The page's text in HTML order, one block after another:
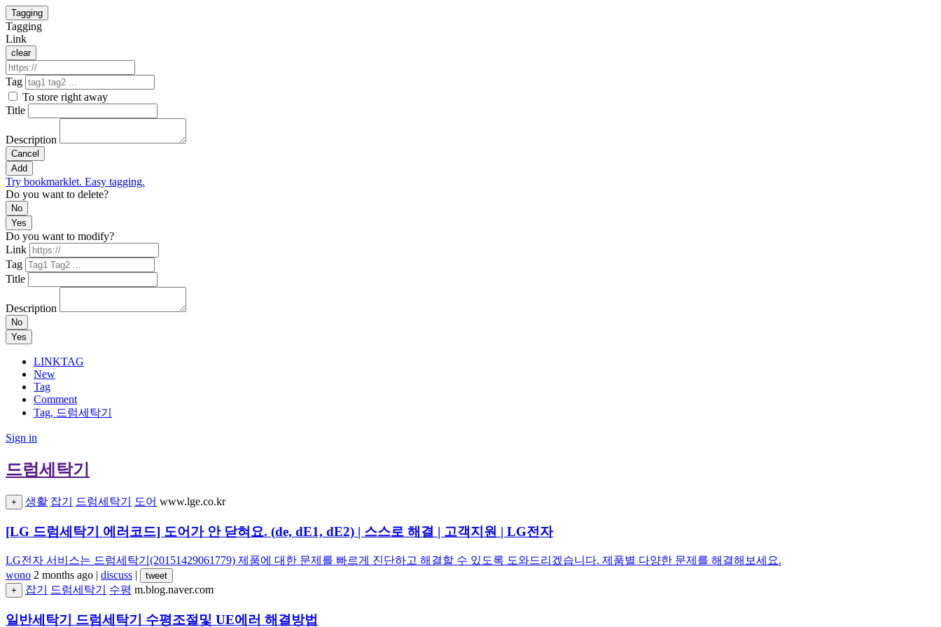
Tagging
Tagging
Link
clear
Tag
To store right away
Title
Description
Cancel
Add
Try bookmarklet. Easy tagging.
Do you want to delete?
No
Yes
Do you want to modify?
Link
Tag
Title
Description
No
Yes
LINKTAG
New
Tag
Comment
Tag, 드럼세탁기
Sign in
드럼세탁기
+ 생활 잡기 드럼세탁기 도어 www.lge.co.kr
[LG 드럼세탁기 에러코드] 도어가 안 닫혀요. (de, dE1, dE2) | 스스로 해결 | 고객지원 | LG전자
LG전자 서비스는 드럼세탁기(20151429061779) 제품에 대한 문제를 빠르게 진단하고 해결할 수 있도록 도와드리겠습니다. 제품별 다양한 문제를 해결해보세요.
wono 2 months ago | discuss |
tweet
+
잡기 드럼세탁기 수평 m.blog.naver.com
일반세탁기 드럼세탁기 수평조절및 UE에러 해결방법